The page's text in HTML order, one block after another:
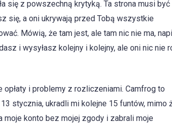
się z powszechną krytyką. Ta strona musi być
się, a oni ukrywają przed Tobą wszystkie
Mówią, że tam jest, ale tam nic nie ma,
i wysyłasz kolejny i kolejny, ale oni nic nie
i problemy z rozliczeniami. Camfrog to
stycznia, ukradli mi kolejne 15 funtów, mimo
moje konto bez mojej zgody i zabrali moje